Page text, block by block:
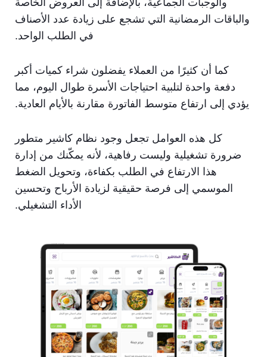
والباقات الرمضانية التي تشجع على زيادة عدد الأصناف
في الطلب الواحد.
كما أن كثيرًا من العملاء يفضلون شراء كميات أكبر
دفعة واحدة لتلبية احتياجات الأسرة طوال اليوم، مما
يؤدي إلى ارتفاع متوسط الفاتورة مقارنة بالأيام العادية.
كل هذه العوامل تجعل وجود نظام كاشير متطور
ضرورة تشغيلية وليست رفاهية، لأنه يمكّنك من إدارة
هذا الارتفاع في الطلب بكفاءة، وتحويل الضغط
الموسمي إلى فرصة حقيقية لزيادة الأرباح وتحسين
الأداء التشغيلي.